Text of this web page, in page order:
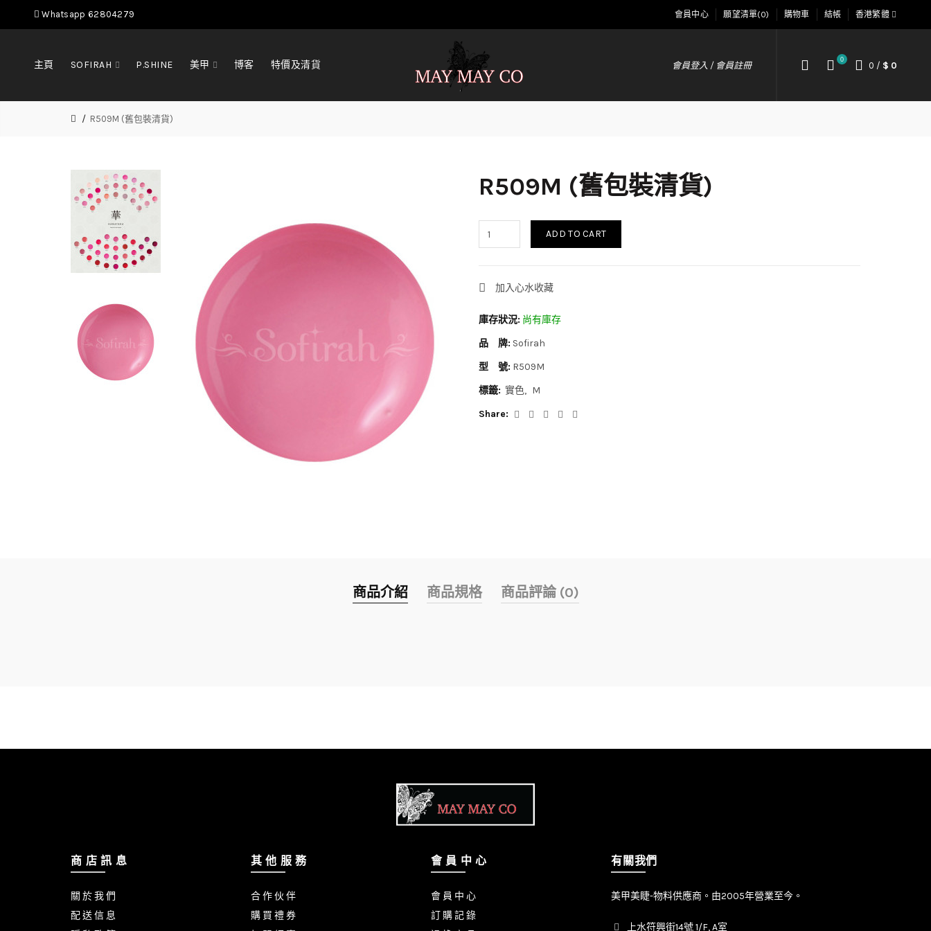
Whatsapp 62804279 會員中心 願望清單(0) 購物車 結帳 香港繁體
主頁 SOFIRAH P.SHINE 美甲 博客 特價及清貨 會員登入 / 會員註冊
0
0 / $ 0
R509M (舊包裝清貨)
R509M (舊包裝清貨)
ADD TO CART
加入心水收藏
庫存狀況: 尚有庫存
品 牌: Sofirah
型 號: R509M
標籤: 實色
M
Share:
商品介紹 商品規格 商品評論 (0)
商 店 訊 息
關 於 我 們
配 送 信 息
其 他 服 務
合 作 伙 伴
購 買 禮 券
會 員 中 心
會 員 中 心
訂 購 記 錄
有關我們
美甲美睫-物料供應商。由2005年營業至今。
上水符興街14號 1/F, A室